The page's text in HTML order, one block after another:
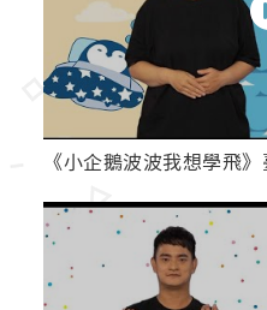
《小企鵝波波我想學飛